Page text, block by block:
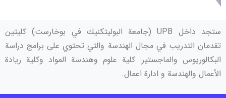
ستجد داخل UPB (جامعة البوليتكنيك في بوخارست) كليتين
تقدمان التدريب في مجال الهندسة والتي تحتوي على برامج دراسة
البكالوريوس والماجستير: كلية علوم وهندسة المواد وكلية ريادة
الأعمال والهندسة و ادارة اعمال.